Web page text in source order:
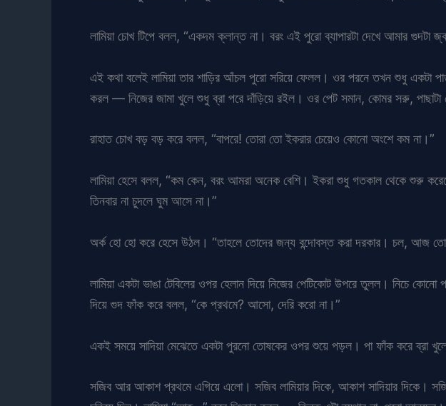
লামিয়া চোখ টিপে বলল, “একদম ক্লান্ত না। বরং এই পুরো ব্যাপারটা দেখে আমার গুদটা
এই কথা বলেই লামিয়া তার শাড়ির আঁচল পুরো সরিয়ে ফেলল। ওর পরনে তখন শুধু একটা
করল — নিজের জামা খুলে শুধু ব্রা পরে দাঁড়িয়ে রইল। ওর পেট সমান, কোমর সরু,
রাহাত চোখ বড় বড় করে বলল, “বাপরে! তোরা তো ইকরার চেয়েও কোনো অংশে কম না।”
লামিয়া হেসে বলল, “কম কেন, বরং আমরা অনেক বেশি। ইকরা শুধু গতকাল থেকে শুরু
তিনবার না চুদলে ঘুম আসে না।”
অর্ক হো হো করে হেসে উঠল। “তাহলে তোদের জন্য বন্দোবস্ত করা দরকার। চল, আজ
লামিয়া একটা ভাঙা টেবিলের ওপর হেলান দিয়ে নিজের পেটিকোট উপরে তুলল। নিচে
দিয়ে গুদ ফাঁক করে বলল, “কে প্রথমে? আসো, দেরি করো না।”
একই সময়ে সাদিয়া মেঝেতে একটা পুরনো তোষকের ওপর শুয়ে পড়ল। পা ফাঁক করে ব্রা
সজিব আর আকাশ প্রথমে এগিয়ে এলো। সজিব লামিয়ার দিকে, আকাশ সাদিয়ার দিকে।